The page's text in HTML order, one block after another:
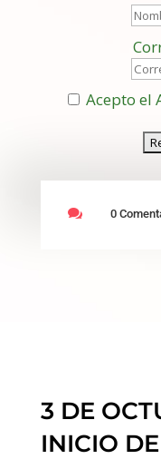
Acepto el
 0
3 DE
INICIO